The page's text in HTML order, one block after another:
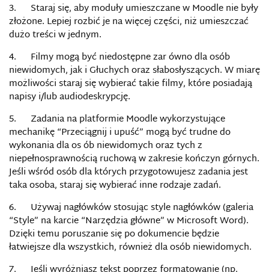
3. Staraj się, aby moduły umieszczane w Moodle nie były
złożone. Lepiej rozbić je na więcej części, niż umieszczać
dużo treści w jednym.
4. Filmy mogą być niedostępne zarówno dla osób
niewidomych, jak i Głuchych oraz słabosłyszących. W miarę
możliwości staraj się wybierać takie filmy, które posiadają
napisy i/lub audiodeskrypcję.
5. Zadania na platformie Moodle wykorzystujące
mechanikę “Przeciągnij i upuść” mogą być trudne do
wykonania dla osób niewidomych oraz tych z
niepełnosprawnością ruchową w zakresie kończyn górnych.
Jeśli wśród osób dla których przygotowujesz zadania jest
taka osoba, staraj się wybierać inne rodzaje zadań.
6. Używaj nagłówków stosując style nagłówków (galeria
“Style” na karcie “Narzędzia główne” w Microsoft Word).
Dzięki temu poruszanie się po dokumencie będzie
łatwiejsze dla wszystkich, również dla osób niewidomych.